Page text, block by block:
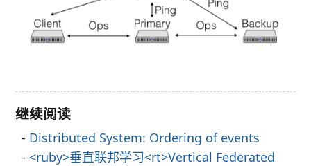
继续阅读
Distributed System: Ordering of events
<ruby>垂直联邦学习<rt>Vertical Federated